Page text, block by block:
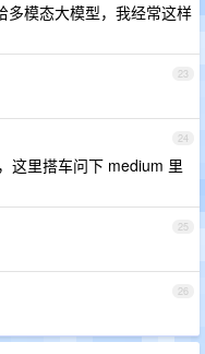
多模态大模型，我经常这样
23
24
这里搭车问下 medium 里
25
26